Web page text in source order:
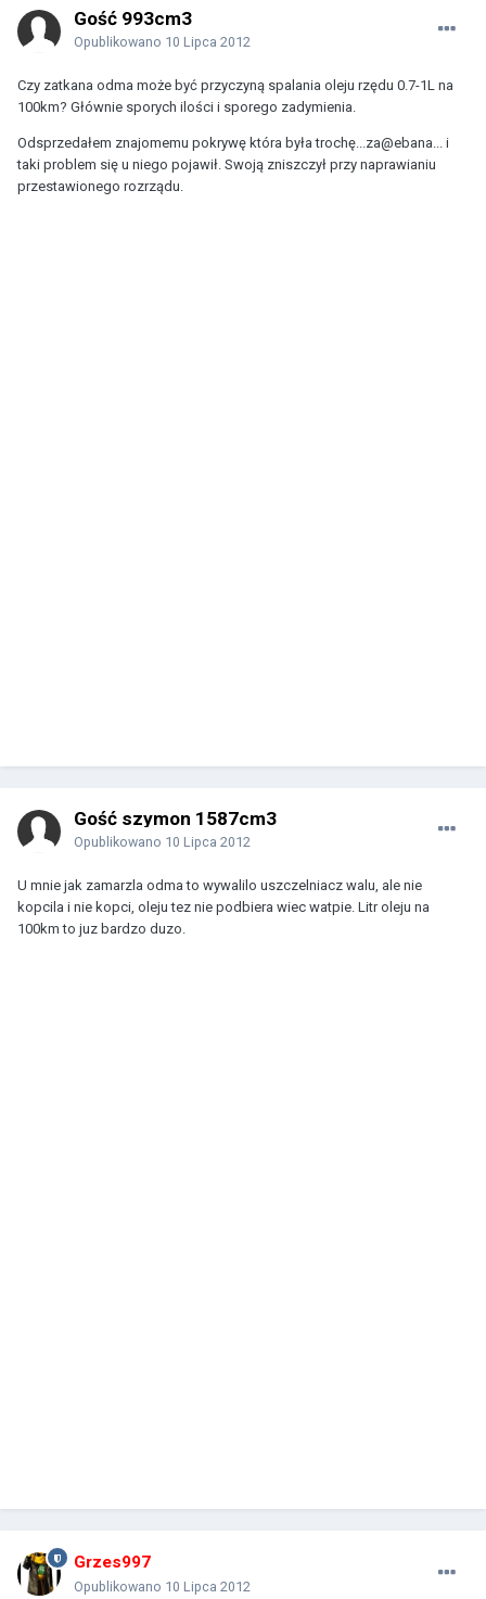
Gość 993cm3
Opublikowano 10 Lipca 2012
Czy zatkana odma może być przyczyną spalania oleju rzędu 0.7-1L na
100km? Głównie sporych ilości i sporego zadymienia.
Odsprzedałem znajomemu pokrywę która była trochę...za@ebana... i
taki problem się u niego pojawił. Swoją zniszczył przy naprawianiu
przestawionego rozrządu.
Gość szymon 1587cm3
Opublikowano 10 Lipca 2012
U mnie jak zamarzla odma to wywalilo uszczelniacz walu, ale nie
kopcila i nie kopci, oleju tez nie podbiera wiec watpie. Litr oleju na
100km to juz bardzo duzo.
Grzes997
Opublikowano 10 Lipca 2012